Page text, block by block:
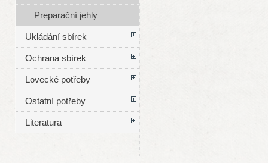
Preparační jehly
Ukládání sbírek
Ochrana sbírek
Lovecké potřeby
Ostatní potřeby
Literatura